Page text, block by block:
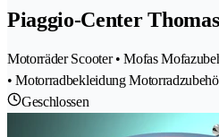
Piaggio-Center
Motorräder Scooter • Mofas
• Motorradbekleidung
Geschlossen